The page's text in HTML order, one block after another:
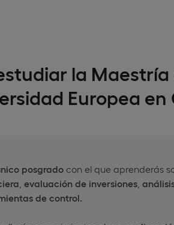
la
Europea en
posgrado con el que aprenderás
evaluación de inversiones
de control.